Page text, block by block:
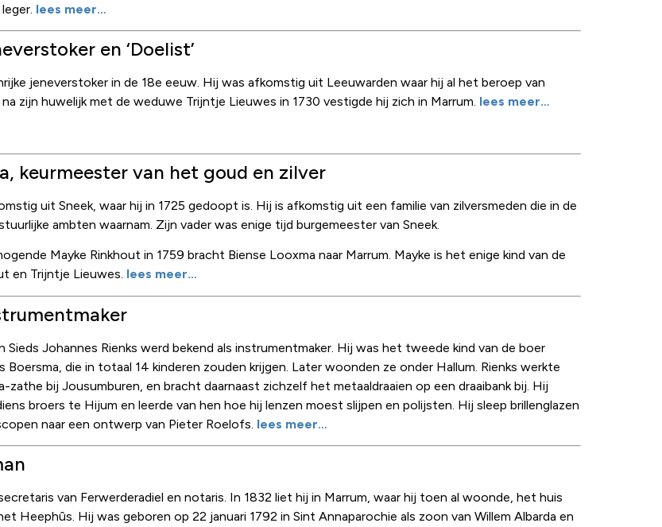
lees meer…
en ‘Doelist’
jeneverstoker in de 18e eeuw. Hij was afkomstig uit Leeuwarden waar hij al het beroep van
zijn huwelijk met de weduwe Trijntje Lieuwes in 1730 vestigde hij zich in Marrum. lees meer…
keurmeester van het goud en zilver
uit Sneek, waar hij in 1725 gedoopt is. Hij is afkomstig uit een familie van zilversmeden die in de
ambten waarnam. Zijn vader was enige tijd burgemeester van Sneek.
Mayke Rinkhout in 1759 bracht Biense Looxma naar Marrum. Mayke is het enige kind van de
en Trijntje Lieuwes. lees meer…
Johannes Rienks werd bekend als instrumentmaker. Hij was het tweede kind van de boer
Boersma, die in totaal 14 kinderen zouden krijgen. Later woonden ze onder Hallum. Rienks werkte
zathe bij Jousumburen, en bracht daarnaast zichzelf het metaaldraaien op een draaibank bij. Hij
broers te Hijum en leerde van hen hoe hij lenzen moest slijpen en polijsten. Hij sleep brillenglazen
naar een ontwerp van Pieter Roelofs. lees meer…
van Ferwerderadiel en notaris. In 1832 liet hij in Marrum, waar hij toen al woonde, het huis
Heephûs. Hij was geboren op 22 januari 1792 in Sint Annaparochie als zoon van Willem Albarda en